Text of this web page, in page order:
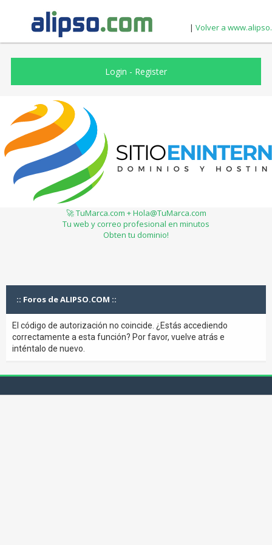
| Volver a
Login - Register
🚀 TuMarca.com + Hola@TuMarca.com
Tu web y correo profesional en minutos
Obten tu dominio!
:: Foros de ALIPSO.COM ::
El código de autorización no coincide. ¿Estás accediendo
correctamente a esta función? Por favor, vuelve atrás e
inténtalo de nuevo.